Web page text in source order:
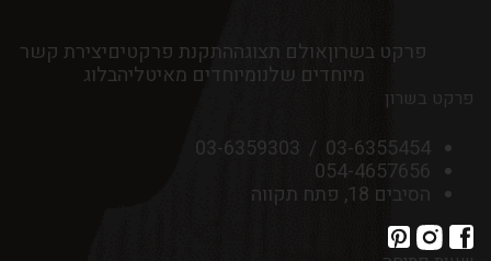
פרקט בשרוןאולם תצוגההתקנת פרקטיםיצירת קשר
מיוחדים שלנומיוחדים מאיטליהבלוג
פרקט בשרון
03-6355454
/
03-6359303
054-4657656
הסיבים 18, פתח תקווה